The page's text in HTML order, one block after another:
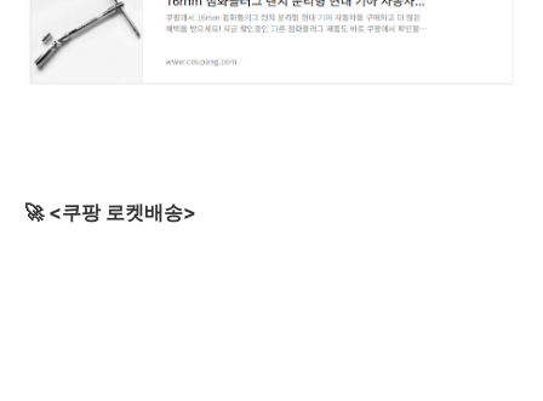
🚀 <쿠팡 로켓배송>